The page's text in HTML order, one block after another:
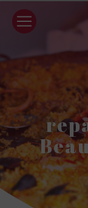
Panneau de